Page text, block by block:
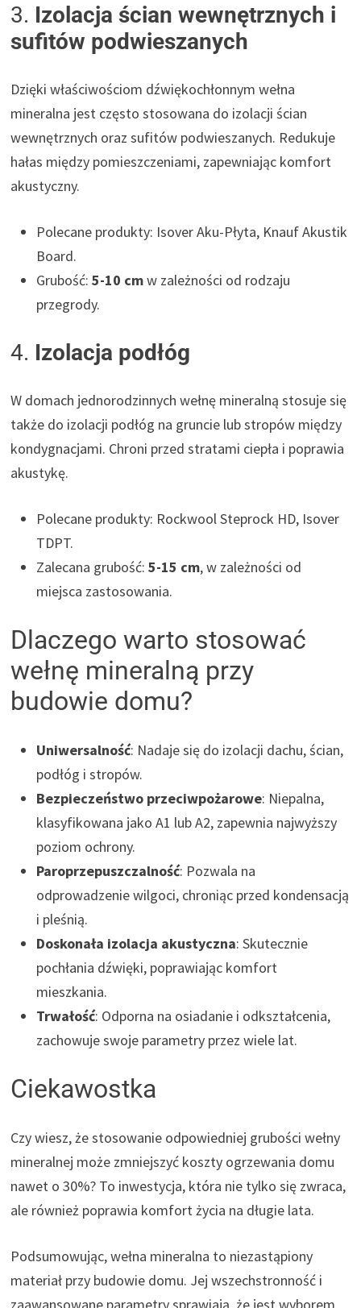
3. Izolacja ścian wewnętrznych i
sufitów podwieszanych
Dzięki właściwościom dźwiękochłonnym wełna
mineralna jest często stosowana do izolacji ścian
wewnętrznych oraz sufitów podwieszanych. Redukuje
hałas między pomieszczeniami, zapewniając komfort
akustyczny.
Polecane produkty: Isover Aku-Płyta, Knauf Akustik
Board.
Grubość:5-10 cmw zależności od rodzaju
przegrody.
4. Izolacja podłóg
W domach jednorodzinnych wełnę mineralną stosuje się
także do izolacji podłóg na gruncie lub stropów między
kondygnacjami. Chroni przed stratami ciepła i poprawia
akustykę.
Polecane produkty: Rockwool Steprock HD, Isover
TDPT.
Zalecana grubość:5-15 cm, w zależności od
miejsca zastosowania.
Dlaczego warto stosować
wełnę mineralną przy
budowie domu?
Uniwersalność: Nadaje się do izolacji dachu, ścian,
podłóg i stropów.
Bezpieczeństwo przeciwpożarowe: Niepalna,
klasyfikowana jako A1 lub A2, zapewnia najwyższy
poziom ochrony.
Paroprzepuszczalność: Pozwala na
odprowadzenie wilgoci, chroniąc przed kondensacją
i pleśnią.
Doskonała izolacja akustyczna: Skutecznie
pochłania dźwięki, poprawiając komfort
mieszkania.
Trwałość: Odporna na osiadanie i odkształcenia,
zachowuje swoje parametry przez wiele lat.
Ciekawostka
Czy wiesz, że stosowanie odpowiedniej grubości wełny
mineralnej może zmniejszyć koszty ogrzewania domu
nawet o 30%? To inwestycja, która nie tylko się zwraca,
ale również poprawia komfort życia na długie lata.
Podsumowując, wełna mineralna to niezastąpiony
materiał przy budowie domu. Jej wszechstronność i
zaawansowane parametry sprawiają, że jest wyborem